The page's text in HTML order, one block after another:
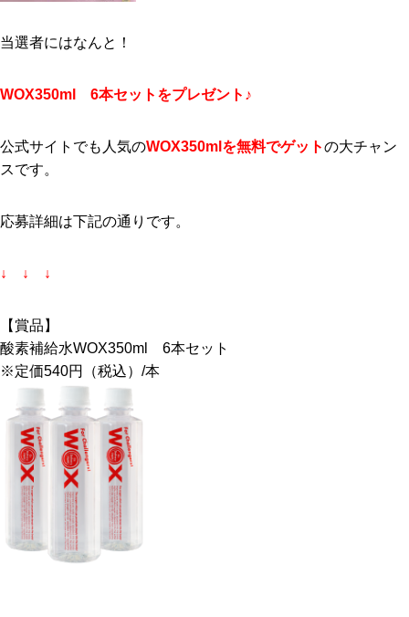
当選者にはなんと！
WOX350ml 6本セットをプレゼント♪
公式サイトでも人気のWOX350mlを無料でゲットの大チャン
スです。
応募詳細は下記の通りです。
↓ ↓ ↓
【賞品】
酸素補給水WOX350ml 6本セット
※定価540円（税込）/本